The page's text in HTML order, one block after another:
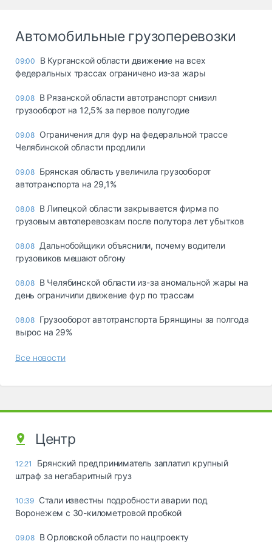
Автомобильные грузоперевозки
09:00
В Курганской области движение на всех
федеральных трассах ограничено из-за жары
09.08 В Рязанской области автотранспорт снизил
грузооборот на 12,5% за первое полугодие
09.08 Ограничения для фур на федеральной трассе
Челябинской области продлили
09.08 Брянская область увеличила грузооборот
автотранспорта на 29,1%
08.08 В Липецкой области закрывается фирма по
грузовым автоперевозкам после полутора лет убытков
08.08 Дальнобойщики объяснили, почему водители
грузовиков мешают обгону
08.08 В Челябинской области из-за аномальной жары на
день ограничили движение фур по трассам
08.08 Грузооборот автотранспорта Брянщины за полгода
вырос на 29%
Все новости
Центр
12:21
Брянский предприниматель заплатил крупный
штраф за негабаритный груз
10:39 Стали известны подробности аварии под
Воронежем с 30-километровой пробкой
09.08 В Орловской области по нацпроекту